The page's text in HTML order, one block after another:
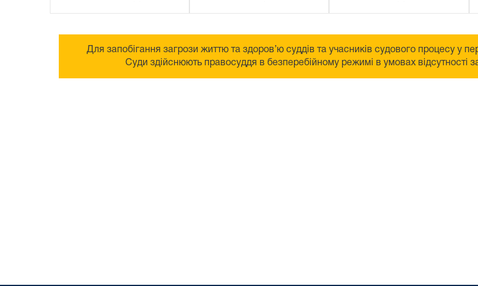
Для запобігання загрози життю та здоров’ю суддів та учасників судового процесу у
Суди здійснюють правосуддя в безперебійному режимі в умовах відсутності